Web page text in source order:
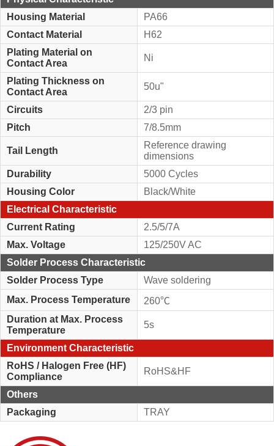
Housing Material
PA66
Contact Material
H62
Plating Material on
Contact Area
Ni
Plating Thickness on
Contact Area
50u"
Circuits
2/3 pin
Pitch
7/8.5mm
Tail Length
Reference drawing
dimensions
Durability
5000 Cycles
Housing Color
Black/White
Electrical Characteristic
Current Rating
2.5/5/7A
Max. Voltage
125/250V AC
Solder Process Characteristic
Solder Process Type
Wave soldering
Max. Process Temperature
260℃
Duration at Max. Process
Temperature
5s
Environment Characteristic
RoHS / Halogen Free (HF)
Compliance
RoHS&HF
Others
Packaging
TRAY